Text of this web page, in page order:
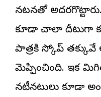
నటనతో
కూడా చాలా దీటుగా
పాత్రకి స్కోప్
మెప్పించింది. ఇక
నటీనటులు కూడా